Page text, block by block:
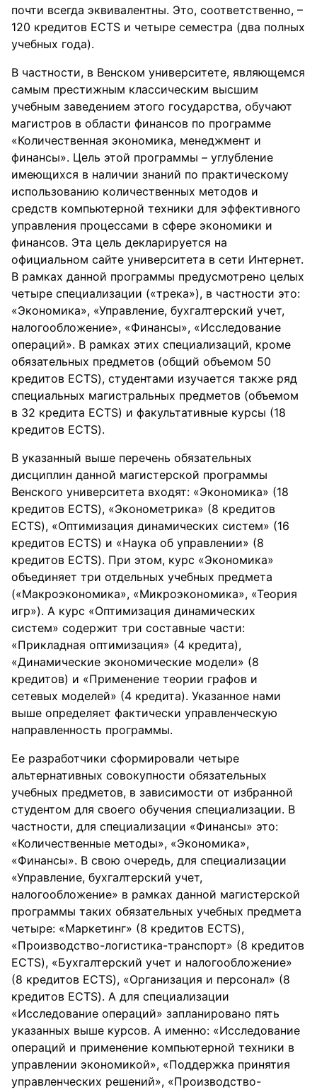
почти всегда эквивалентны. Это, соответственно, –
120 кредитов ECTS и четыре семестра (два полных
учебных года).
В частности, в Венском университете, являющемся
самым престижным классическим высшим
учебным заведением этого государства, обучают
магистров в области финансов по программе
«Количественная экономика, менеджмент и
финансы». Цель этой программы – углубление
имеющихся в наличии знаний по практическому
использованию количественных методов и
средств компьютерной техники для эффективного
управления процессами в сфере экономики и
финансов. Эта цель декларируется на
официальном сайте университета в сети Интернет.
В рамках данной программы предусмотрено целых
четыре специализации («трека»), в частности это:
«Экономика», «Управление, бухгалтерский учет,
налогообложение», «Финансы», «Исследование
операций». В рамках этих специализаций, кроме
обязательных предметов (общий объемом 50
кредитов ECTS), студентами изучается также ряд
специальных магистральных предметов (объемом
в 32 кредита ECTS) и факультативные курсы (18
кредитов ECTS).
В указанный выше перечень обязательных
дисциплин данной магистерской программы
Венского университета входят: «Экономика» (18
кредитов ECTS), «Эконометрика» (8 кредитов
ECTS), «Оптимизация динамических систем» (16
кредитов ECTS) и «Наука об управлении» (8
кредитов ECTS). При этом, курс «Экономика»
объединяет три отдельных учебных предмета
(«Макроэкономика», «Микроэкономика», «Теория
игр»). А курс «Оптимизация динамических
систем» содержит три составные части:
«Прикладная оптимизация» (4 кредита),
«Динамические экономические модели» (8
кредитов) и «Применение теории графов и
сетевых моделей» (4 кредита). Указанное нами
выше определяет фактически управленческую
направленность программы.
Ее разработчики сформировали четыре
альтернативных совокупности обязательных
учебных предметов, в зависимости от избранной
студентом для своего обучения специализации. В
частности, для специализации «Финансы» это:
«Количественные методы», «Экономика»,
«Финансы». В свою очередь, для специализации
«Управление, бухгалтерский учет,
налогообложение» в рамках данной магистерской
программы таких обязательных учебных предмета
четыре: «Маркетинг» (8 кредитов ECTS),
«Производство-логистика-транспорт» (8 кредитов
ECTS), «Бухгалтерский учет и налогообложение»
(8 кредитов ECTS), «Организация и персонал» (8
кредитов ECTS). А для специализации
«Исследование операций» запланировано пять
указанных выше курсов. А именно: «Исследование
операций и применение компьютерной техники в
управлении экономикой», «Поддержка принятия
управленческих решений», «Производство-